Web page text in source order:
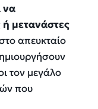
να
μετανάστες
απευκταίο
τον μεγάλο
που